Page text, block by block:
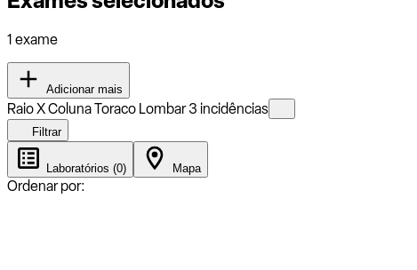
1 exame
Adicionar mais
Raio X Coluna Toraco Lombar 3 incidências
Filtrar
Laboratórios (0) Mapa
Ordenar por: